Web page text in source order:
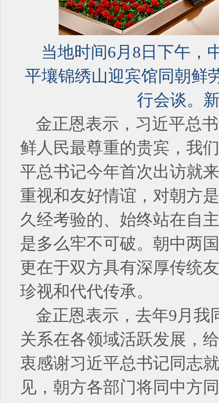
当地时间6月8日下午，
平壤锦绣山迎宾馆同朝鲜
行会谈。
金正恩表示，习近平总
鲜人民最尊重的贵宾，我
平总书记今年首次出访就
重视和友好情谊，对朝方
久经考验的、始终站在自
是多么牢不可破。朝中两
更在于双方具有深厚传统
珍视和代代传承。
金正恩表示，去年9月我
关系在各领域活跃发展，
衷感谢习近平总书记同志
见，朝方各部门将同中方